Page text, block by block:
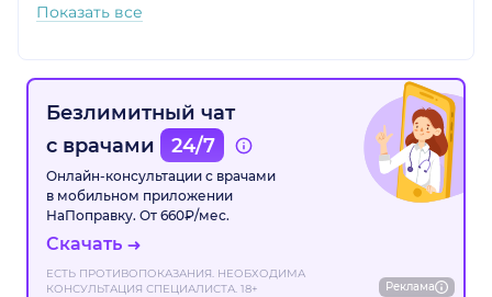
Показать все
Безлимитный чат
с врачами
24/7
Онлайн-консультации с врачами
в мобильном приложении
НаПоправку. От 660₽/мес.
Скачать
ЕСТЬ ПРОТИВОПОКАЗАНИЯ. НЕОБХОДИМА
КОНСУЛЬТАЦИЯ СПЕЦИАЛИСТА. 18+
Реклама